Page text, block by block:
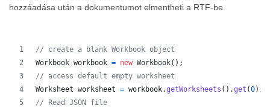
hozzáadása után a dokumentumot elmentheti a RTF-be.
// create a blank Workbook object
Workbook workbook = new Workbook( ) ;
// access default empty worksheet
Worksheet worksheet = workbook.getWorksheets ( ) .get (0) ;
// Read JSON file